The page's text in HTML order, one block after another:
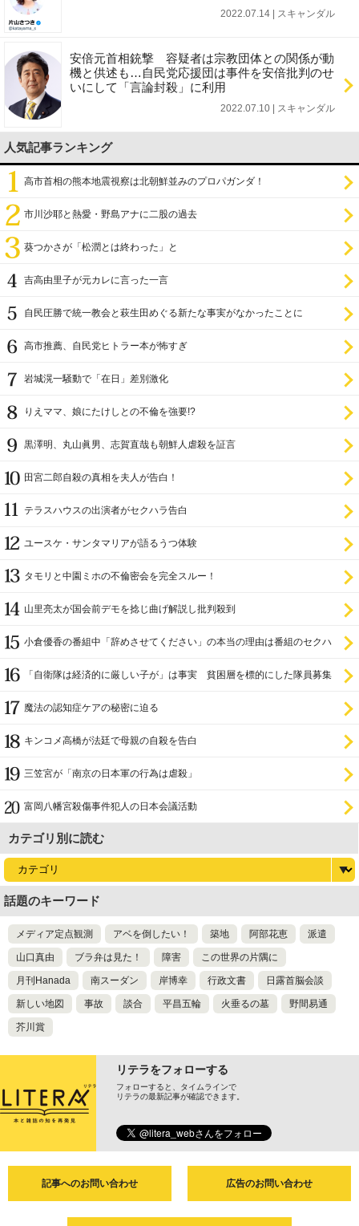
2022.07.14 | スキャンダル
安倍元首相銃撃 容疑者は宗教団体との関係が動
機と供述も…自民党応援団は事件を安倍批判のせ
いにして「言論封殺」に利用
2022.07.10 | スキャンダル
人気記事ランキング
高市首相の熊本地震視察は北朝鮮並みのプロパガンダ！
市川沙耶と熱愛・野島アナに二股の過去
葵つかさが「松潤とは終わった」と
吉高由里子が元カレに言った一言
自民圧勝で統一教会と萩生田めぐる新たな事実がなかったことに
高市推薦、自民党ヒトラー本が怖すぎ
岩城滉一騒動で「在日」差別激化
りえママ、娘にたけしとの不倫を強要!?
黒澤明、丸山眞男、志賀直哉も朝鮮人虐殺を証言
田宮二郎自殺の真相を夫人が告白！
テラスハウスの出演者がセクハラ告白
ユースケ・サンタマリアが語るうつ体験
タモリと中園ミホの不倫密会を完全スルー！
山里亮太が国会前デモを捻じ曲げ解説し批判殺到
小倉優香の番組中「辞めさせてください」の本当の理由は番組のセクハ
「自衛隊は経済的に厳しい子が」は事実 貧困層を標的にした隊員募集
魔法の認知症ケアの秘密に迫る
キンコメ高橋が法廷で母親の自殺を告白
三笠宮が「南京の日本軍の行為は虐殺」
富岡八幡宮殺傷事件犯人の日本会議活動
カテゴリ別に読む
話題のキーワード
メディア定点観測 アベを倒したい！ 築地 阿部花恵 派遣
山口真由 ブラ弁は見た！ 障害 この世界の片隅に
月刊Hanada 南スーダン 岸博幸 行政文書 日露首脳会談
新しい地図 事故 談合 平昌五輪 火垂るの墓 野間易通
芥川賞
リテラをフォローする
フォローすると、タイムラインで
リテラの最新記事が確認できます。
記事へのお問い合わせ 広告のお問い合わせ